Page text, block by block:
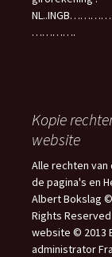
………….
Kopie
website
Alle rechten
de pagina's en
Albert Bokslag
Rights
website © 2013
administrator